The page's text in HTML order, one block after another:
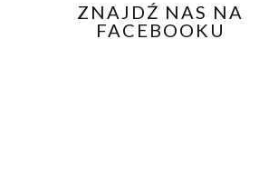
ZNAJDŹ NAS NA
FACEBOOKU